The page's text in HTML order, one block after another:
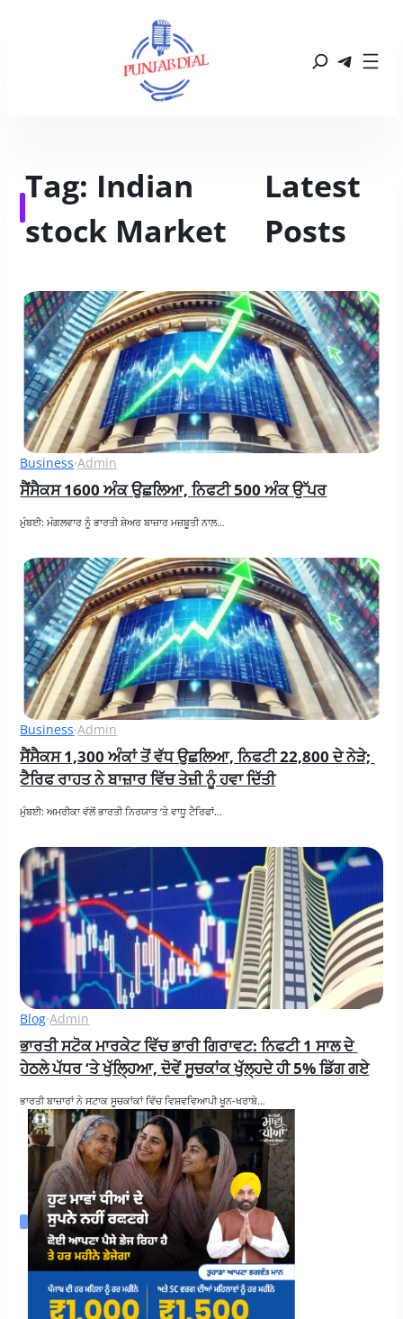
Tag: Indian
stock Market
Latest
Posts
Business·Admin
ਸੈਂਸੈਕਸ 1600 ਅੰਕ ਉਛਲਿਆ, ਨਿਫਟੀ 500 ਅੰਕ ਉੱਪਰ
ਮੁੰਬਈ: ਮੰਗਲਵਾਰ ਨੂੰ ਭਾਰਤੀ ਸ਼ੇਅਰ ਬਾਜ਼ਾਰ ਮਜ਼ਬੂਤੀ ਨਾਲ…
Business·Admin
ਸੈਂਸੈਕਸ 1,300 ਅੰਕਾਂ ਤੋਂ ਵੱਧ ਉਛਲਿਆ, ਨਿਫਟੀ 22,800 ਦੇ ਨੇੜੇ;
ਟੈਰਿਫ ਰਾਹਤ ਨੇ ਬਾਜ਼ਾਰ ਵਿੱਚ ਤੇਜ਼ੀ ਨੂੰ ਹਵਾ ਦਿੱਤੀ
ਮੁੰਬਈ: ਅਮਰੀਕਾ ਵੱਲੋਂ ਭਾਰਤੀ ਨਿਰਯਾਤ ‘ਤੇ ਵਾਧੂ ਟੈਰਿਫਾਂ…
Blog·Admin
ਭਾਰਤੀ ਸਟੋਕ ਮਾਰਕੇਟ ਵਿੱਚ ਭਾਰੀ ਗਿਰਾਵਟ: ਨਿਫਟੀ 1 ਸਾਲ ਦੇ
ਹੇਠਲੇ ਪੱਧਰ ‘ਤੇ ਖੁੱਲ੍ਹਿਆ, ਦੋਵੇਂ ਸੂਚਕਾਂਕ ਖੁੱਲ੍ਹਦੇ ਹੀ 5% ਡਿੱਗ ਗਏ
ਭਾਰਤੀ ਬਾਜ਼ਾਰਾਂ ਨੇ ਸਟਾਕ ਸੂਚਕਾਂਕਾਂ ਵਿੱਚ ਵਿਸ਼ਵਵਿਆਪੀ ਖੂਨ-ਖਰਾਬੇ…